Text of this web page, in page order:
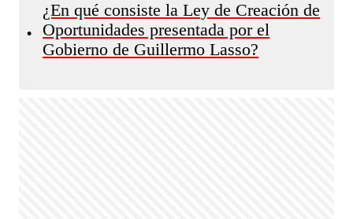
•
¿En qué consiste la Ley de Creación de
Oportunidades presentada por el
Gobierno de Guillermo Lasso?